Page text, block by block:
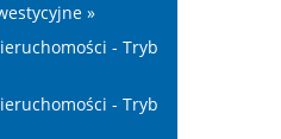
»
- Tryb
- Tryb